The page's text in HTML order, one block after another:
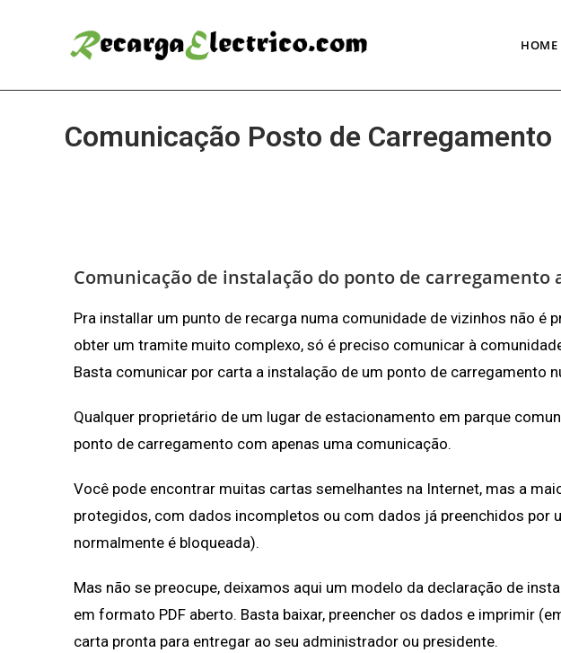
HOME
Comunicação Posto de
Comunicação de instalação do ponto de carregamento
Pra installar um punto de recarga numa comunidade de vizinhos não é
obter um tramite muito complexo, só é preciso comunicar à
Basta comunicar por carta a instalação de um ponto de carregamento
Qualquer proprietário de um lugar de estacionamento em parque
ponto de carregamento com apenas uma comunicação.
Você pode encontrar muitas cartas semelhantes na Internet, mas a
protegidos, com dados incompletos ou com dados já preenchidos por
normalmente é bloqueada).
Mas não se preocupe, deixamos aqui um modelo da declaração de
em formato PDF aberto. Basta baixar, preencher os dados e imprimir
carta pronta para entregar ao seu administrador ou presidente.